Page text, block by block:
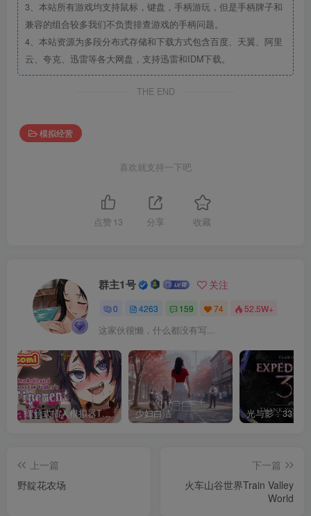
3、本站所有游戏均支持鼠标，键盘，手柄游玩，但是手柄牌子和
兼容的组合较多我们不负责排查游戏的手柄问题。
4、本站资源为多段分布式存储和下载方式包含百度、天翼、阿里
云、夸克、迅雷等各大网盘，支持迅雷和IDM下载。
THE END
模拟经营
喜欢就支持一下吧
点赞 13 分享 收藏
群主1号 关注
0 4263 159 74 52.5W+
这家伙很懒，什么都没有写...
螺丝式插入模拟器TMA02 少妇白洁
上一篇
野靛花农场
下一篇
火车山谷世界Train Valley
World